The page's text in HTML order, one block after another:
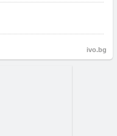
ivo.bg